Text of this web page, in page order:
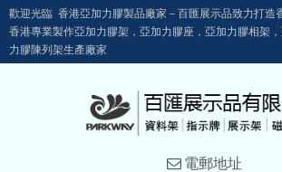
歡迎光臨 香港亞加力膠製品廠家－百匯展示品致力打造
香港專業製作亞加力膠架，亞加力膠座，亞加力膠相架
力膠陳列架生產廠家
 電郵地址